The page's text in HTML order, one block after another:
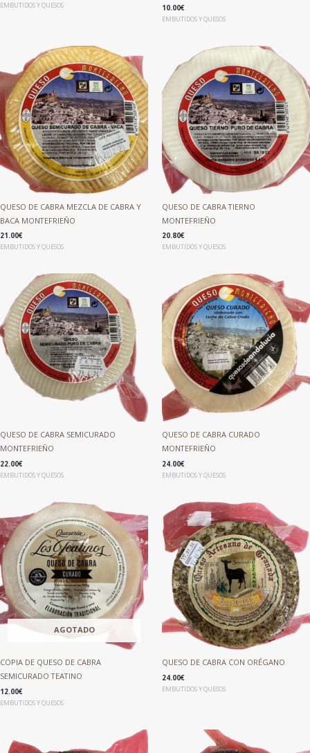
EMBUTIDOS Y QUESOS 10.00€
EMBUTIDOS Y QUESOS
QUESO DE CABRA MEZCLA DE CABRA Y
BACA MONTEFRIEÑO
21.00€
EMBUTIDOS Y QUESOS
QUESO DE CABRA TIERNO
MONTEFRIEÑO
20.80€
EMBUTIDOS Y QUESOS
QUESO DE CABRA SEMICURADO
MONTEFRIEÑO
22.00€
EMBUTIDOS Y QUESOS
QUESO DE CABRA CURADO
MONTEFRIEÑO
24.00€
EMBUTIDOS Y QUESOS
AGOTADO
COPIA DE QUESO DE CABRA
SEMICURADO TEATINO
12.00€
EMBUTIDOS Y QUESOS
QUESO DE CABRA CON ORÉGANO
24.00€
EMBUTIDOS Y QUESOS